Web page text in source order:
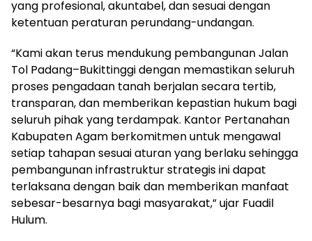
yang profesional, akuntabel, dan sesuai dengan
ketentuan peraturan perundang-undangan.
“Kami akan terus mendukung pembangunan Jalan
Tol Padang–Bukittinggi dengan memastikan seluruh
proses pengadaan tanah berjalan secara tertib,
transparan, dan memberikan kepastian hukum bagi
seluruh pihak yang terdampak. Kantor Pertanahan
Kabupaten Agam berkomitmen untuk mengawal
setiap tahapan sesuai aturan yang berlaku sehingga
pembangunan infrastruktur strategis ini dapat
terlaksana dengan baik dan memberikan manfaat
sebesar-besarnya bagi masyarakat,” ujar Fuadil
Hulum.